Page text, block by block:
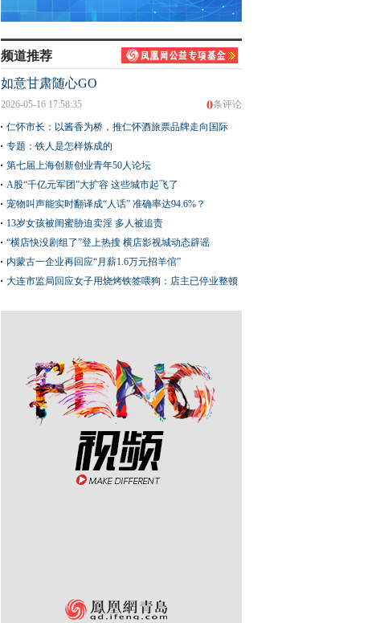
频道推荐
如意甘肃随心GO
0条评论
2026-05-16 17:58:35
仁怀市长：以酱香为桥，推仁怀酒旅票品牌走向国际
专题：铁人是怎样炼成的
第七届上海创新创业青年50人论坛
A股“千亿元军团”大扩容 这些城市起飞了
宠物叫声能实时翻译成“人话” 准确率达94.6%？
13岁女孩被闺蜜胁迫卖淫 多人被追责
“横店快没剧组了”登上热搜 横店影视城动态辟谣
内蒙古一企业再回应“月薪1.6万元招羊倌”
大连市监局回应女子用烧烤铁签喂狗：店主已停业整顿